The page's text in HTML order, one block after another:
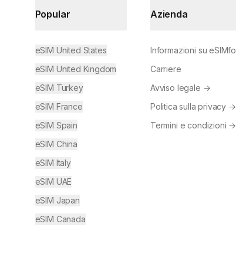
Popular
eSIM United States
eSIM United Kingdom
eSIM Turkey
eSIM France
eSIM Spain
eSIM China
eSIM Italy
eSIM UAE
eSIM Japan
eSIM Canada
Azienda
Informazioni su eSIMfo
Carriere
Avviso legale →
Politica sulla privacy →
Termini e condizioni →